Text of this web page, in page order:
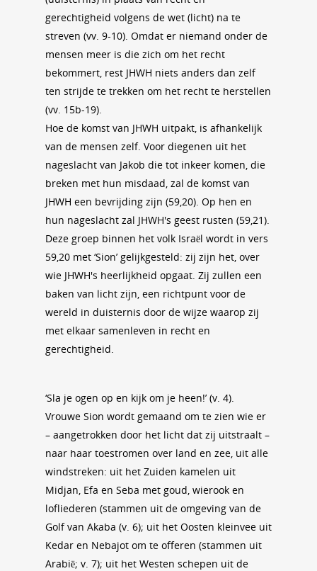
gerechtigheid volgens de wet (licht) na te
streven (vv. 9-10). Omdat er niemand onder de
mensen meer is die zich om het recht
bekommert, rest JHWH niets anders dan zelf
ten strijde te trekken om het recht te herstellen
(vv. 15b-19).
Hoe de komst van JHWH uitpakt, is afhankelijk
van de mensen zelf. Voor diegenen uit het
nageslacht van Jakob die tot inkeer komen, die
breken met hun misdaad, zal de komst van
JHWH een bevrijding zijn (59,20). Op hen en
hun nageslacht zal JHWH's geest rusten (59,21).
Deze groep binnen het volk Israël wordt in vers
59,20 met ‘Sion’ gelijkgesteld: zij zijn het, over
wie JHWH's heerlijkheid opgaat. Zij zullen een
baken van licht zijn, een richtpunt voor de
wereld in duisternis door de wijze waarop zij
met elkaar samenleven in recht en
gerechtigheid.
‘Sla je ogen op en kijk om je heen!’ (v. 4).
Vrouwe Sion wordt gemaand om te zien wie er
– aangetrokken door het licht dat zij uitstraalt –
naar haar toestromen over land en zee, uit alle
windstreken: uit het Zuiden kamelen uit
Midjan, Efa en Seba met goud, wierook en
lofliederen (stammen uit de omgeving van de
Golf van Akaba (v. 6); uit het Oosten kleinvee uit
Kedar en Nebajot om te offeren (stammen uit
Arabië; v. 7); uit het Westen schepen uit de